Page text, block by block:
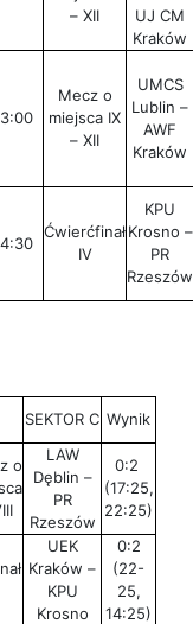
– XII
UJ CM
Kraków
Mecz o
miejsca IX
– XII
UMCS
Lublin –
AWF
Kraków
Ćwierćfinał
IV
KPU
Krosno –
PR
Rzeszów
SEKTOR C Wynik
o
LAW
Dęblin –
PR
Rzeszów
0:2
(17:25,
22:25)
UEK
Kraków –
KPU
Krosno
0:2
(22-
25,
14:25)